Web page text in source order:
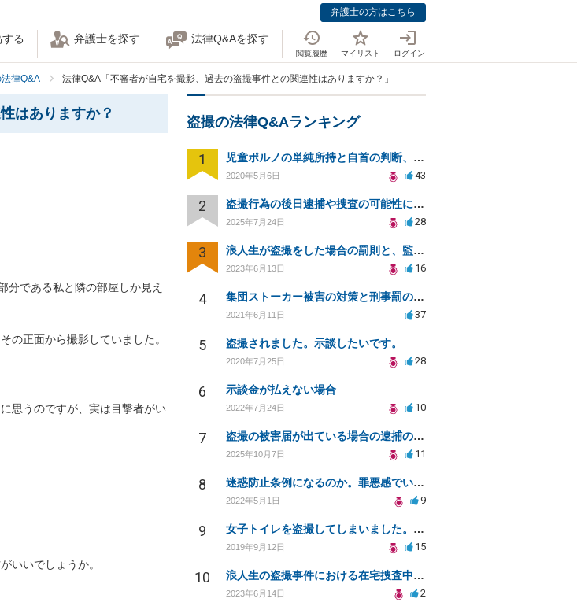
弁護士の方はこちら
る 弁護士を探す 法律Q&Aを探す
閲覧履歴 マイリスト ログイン
律Q&A 法律Q&A「不審者が自宅を撮影、過去の盗撮事件との関連性はありますか？」
はありますか？
分である私と隣の部屋しか見え
の正面から撮影していました。
思うのですが、実は目撃者がい
いいでしょうか。
盗撮の法律Q&Aランキング
1 児童ポルノの単純所持と自首の判断、法的リスクとは
2020年5月6日 43
2 盗撮行為の後日逮捕や捜査の可能性について弁護士に相談したい
2025年7月24日 28
3 浪人生が盗撮をした場合の罰則と、監視カメラによる確認について
2023年6月13日 16
4 集団ストーカー被害の対策と刑事罰のための相談先は？
2021年6月11日 37
5 盗撮されました。示談したいです。
2020年7月25日 28
6 示談金が払えない場合
2022年7月24日 10
7 盗撮の被害届が出ている場合の逮捕の可能性は？
2025年10月7日 11
8 迷惑防止条例になるのか。罪悪感でいっぱいです。
2022年5月1日 9
9 女子トイレを盗撮してしまいました。自首することも怖いです。どうすれば良いでしょうか。
2019年9月12日 15
10 浪人生の盗撮事件における在宅捜査中の予備校通学とスマートフォン押収について
2023年6月14日 2